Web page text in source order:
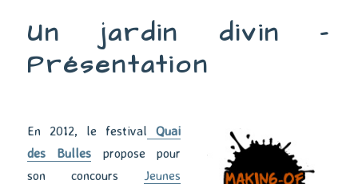
Scénario
Un jardin divin –
Présentation
En 2012, le festival Quai
des Bulles propose pour
son concours Jeunes